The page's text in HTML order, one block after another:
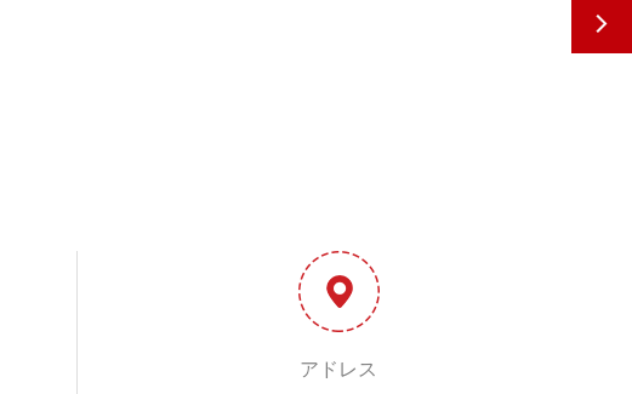
アドレス
